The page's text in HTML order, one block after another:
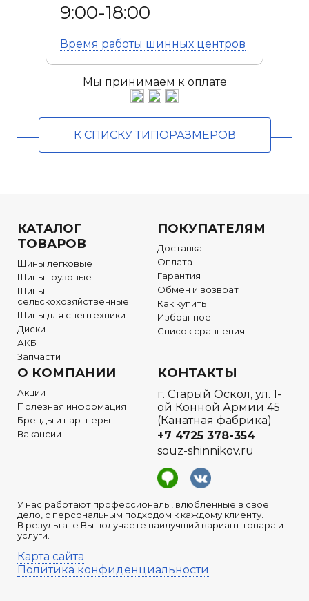
9:00-18:00
Время работы шинных центров
Мы принимаем к оплате
К СПИСКУ ТИПОРАЗМЕРОВ
КАТАЛОГ
ТОВАРОВ
Шины легковые
Шины грузовые
Шины
сельскохозяйственные
Шины для спецтехники
Диски
АКБ
Запчасти
ПОКУПАТЕЛЯМ
Доставка
Оплата
Гарантия
Обмен и возврат
Как купить
Избранное
Список сравнения
О КОМПАНИИ
Акции
Полезная информация
Бренды и партнеры
Вакансии
У нас работают профессионалы, влюбленные в свое
дело, с персональным подходом к каждому клиенту.
В результате Вы получаете наилучший вариант товара и
услуги.
Карта сайта
Политика конфиденциальности
КОНТАКТЫ
г. Старый Оскол, ул. 1-
ой Конной Армии 45
(Канатная фабрика)
+7 4725 378-354
souz-shinnikov.ru